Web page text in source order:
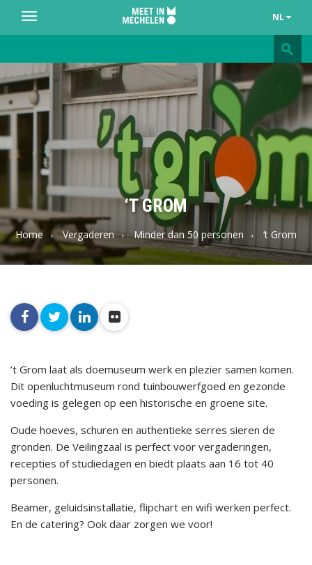
NL
Toggle
navigation
in
Mechelen
‘T GROM
Home Vergaderen Minder dan 50 personen ‘t Grom
’t Grom laat als doemuseum werk en plezier samen komen.
Dit openluchtmuseum rond tuinbouwerfgoed en gezonde
voeding is gelegen op een historische en groene site.
Oude hoeves, schuren en authentieke serres sieren de
gronden. De Veilingzaal is perfect voor vergaderingen,
recepties of studiedagen en biedt plaats aan 16 tot 40
personen.
Beamer, geluidsinstallatie, flipchart en wifi werken perfect.
En de catering? Ook daar zorgen we voor!